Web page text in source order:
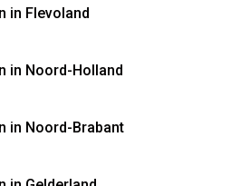
in Flevoland
in Noord-Holland
in Noord-Brabant